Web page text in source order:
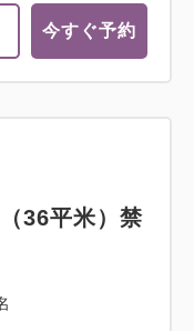
今すぐ予約
36平米）禁